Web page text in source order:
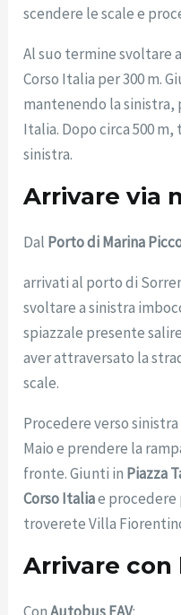
scendere le scale e
Al suo termine svoltare
Corso Italia per 300 m.
mantenendo la
Italia. Dopo circa 500
sinistra.
Arrivare via
Dal Porto di Marina
arrivati al porto di
svoltare a sinistra
spiazzale presente
aver attraversato la
scale.
Procedere verso
Maio e prendere la
fronte. Giunti in Piazza
Corso Italiae procedere
troverete Villa
Arrivare con